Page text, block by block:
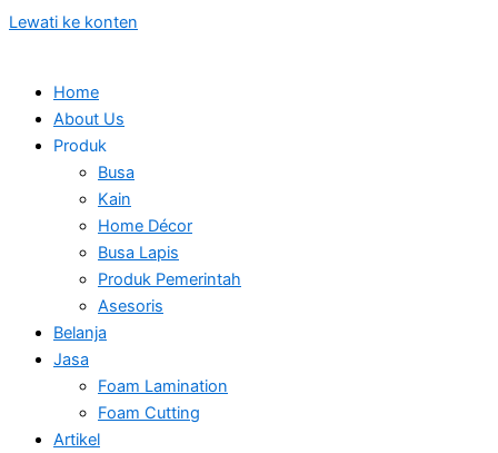
Lewati ke konten
Home
About Us
Produk
Busa
Kain
Home Décor
Busa Lapis
Produk Pemerintah
Asesoris
Belanja
Jasa
Foam Lamination
Foam Cutting
Artikel